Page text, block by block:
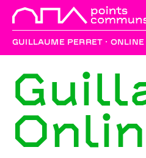
GUILLAUME PERRET · ONLINE